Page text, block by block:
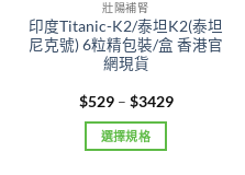
壯陽補腎
印度Titanic-K2/泰坦K2(泰坦
尼克號) 6粒精包裝/盒 香港官
網現貨
$529 – $3429Price
選擇規格